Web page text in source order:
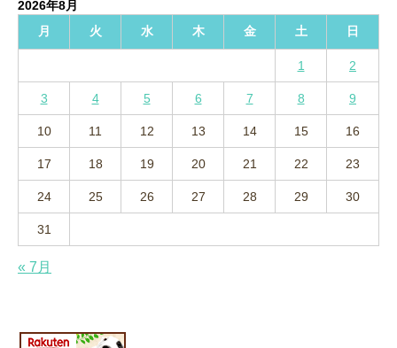
ブ
2026年8月
月
火 水 木 金 土 日
1 2
3 4 5 6 7 8 9
10 11 12 13 14 15 16
17 18 19 20 21 22 23
24 25 26 27 28 29 30
31
« 7月